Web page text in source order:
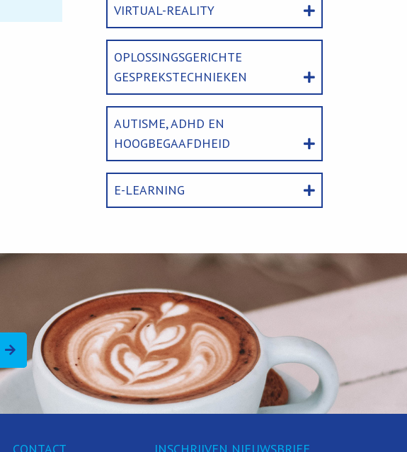
VIRTUAL-REALITY
OPLOSSINGSGERICHTE
GESPREKSTECHNIEKEN
AUTISME, ADHD EN
HOOGBEGAAFDHEID
E-LEARNING